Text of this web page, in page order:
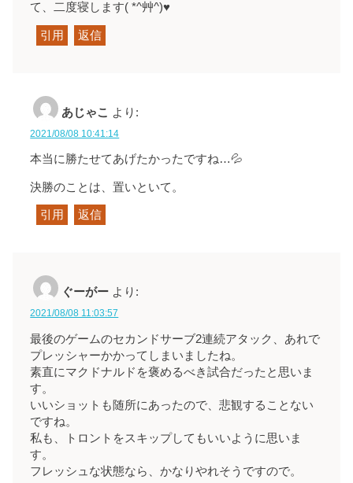
て、二度寝します( *^艸^)♥
引用 返信
あじゃこ より:
2021/08/08 10:41:14
本当に勝たせてあげたかったですね…💦
決勝のことは、置いといて。
引用 返信
ぐーがー より:
2021/08/08 11:03:57
最後のゲームのセカンドサーブ2連続アタック、あれで
プレッシャーかかってしまいましたね。
素直にマクドナルドを褒めるべき試合だったと思いま
す。
いいショットも随所にあったので、悲観することない
ですね。
私も、トロントをスキップしてもいいように思いま
す。
フレッシュな状態なら、かなりやれそうですので。